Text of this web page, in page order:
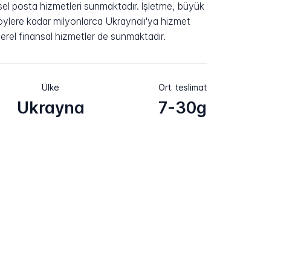
posta hizmetleri sunmaktadır. İşletme, büyük
kadar milyonlarca Ukraynalı'ya hizmet
finansal hizmetler de sunmaktadır.
Ülke
Ukrayna
Ort. teslimat
7-30g